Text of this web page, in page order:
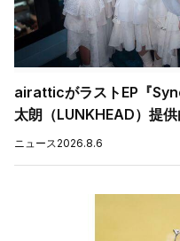
airatticがラストEP『
太朗（LUNKHEAD）提
ニュース2026.8.6